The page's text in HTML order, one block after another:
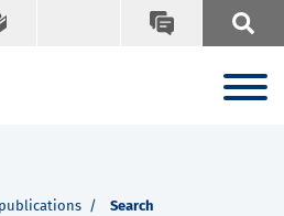
Search